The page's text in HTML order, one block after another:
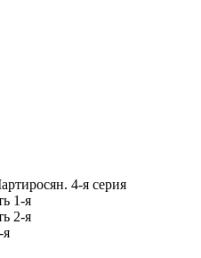
4-я серия
1-я
2-я
я